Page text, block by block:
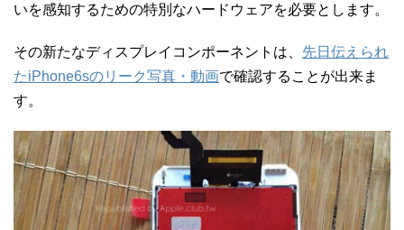
いを感知するための特別なハードウェアを必要とします。
その新たなディスプレイコンポーネントは、 先日伝えられ
たiPhone6sのリーク写真・動画で確認することが出来ま
す。